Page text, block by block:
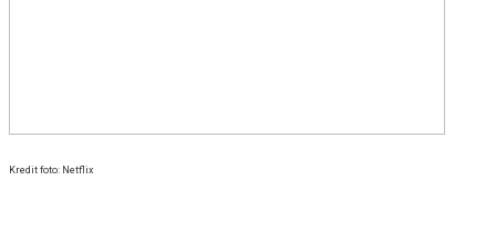
Kredit foto: Netflix